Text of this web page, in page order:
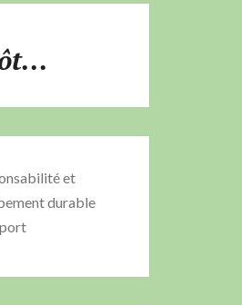
et
durable